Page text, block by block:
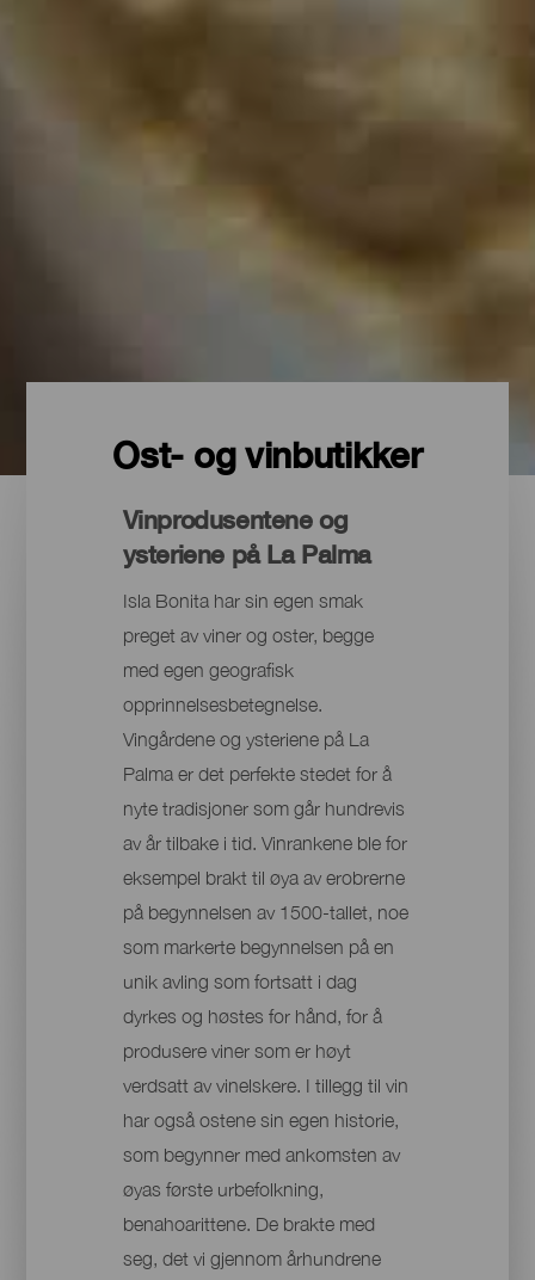
Ost- og vinbutikker
Vinprodusentene og
ysteriene på La Palma
Isla Bonita har sin egen smak
preget av viner og oster, begge
med egen geografisk
opprinnelsesbetegnelse.
Vingårdene og ysteriene på La
Palma er det perfekte stedet for å
nyte tradisjoner som går hundrevis
av år tilbake i tid. Vinrankene ble for
eksempel brakt til øya av erobrerne
på begynnelsen av 1500-tallet, noe
som markerte begynnelsen på en
unik avling som fortsatt i dag
dyrkes og høstes for hånd, for å
produsere viner som er høyt
verdsatt av vinelskere. I tillegg til vin
har også ostene sin egen historie,
som begynner med ankomsten av
øyas første urbefolkning,
benahoarittene. De brakte med
seg, det vi gjennom århundrene